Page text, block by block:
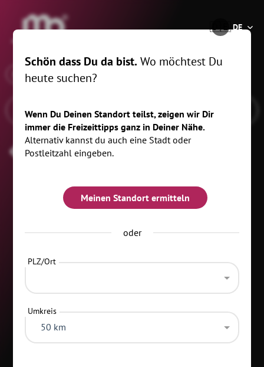
®
🇩🇪DE
Wann
Highlight_Kinder
Schön dass Du da bist. Wo möchtest Du
heute suchen?
Wenn Du Deinen Standort teilst, zeigen wir Dir
immer die Freizeittipps ganz in Deiner Nähe.
Alternativ kannst du auch eine Stadt oder
Postleitzahl eingeben.
Meinen Standort ermitteln
oder
PLZ/Ort
Umkreis
50 km